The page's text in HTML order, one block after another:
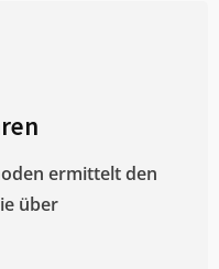
ermittelt den
über